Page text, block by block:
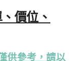
價位、
供參考，請以